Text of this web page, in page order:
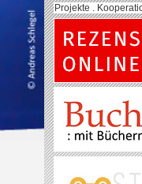
Projekte .